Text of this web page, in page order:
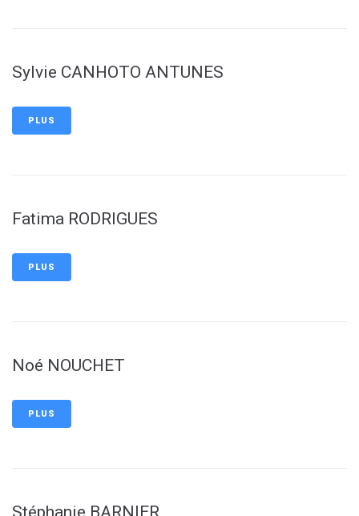
Sylvie CANHOTO ANTUNES
PLUS
Fatima RODRIGUES
PLUS
Noé NOUCHET
PLUS
Stéphanie BARNIER